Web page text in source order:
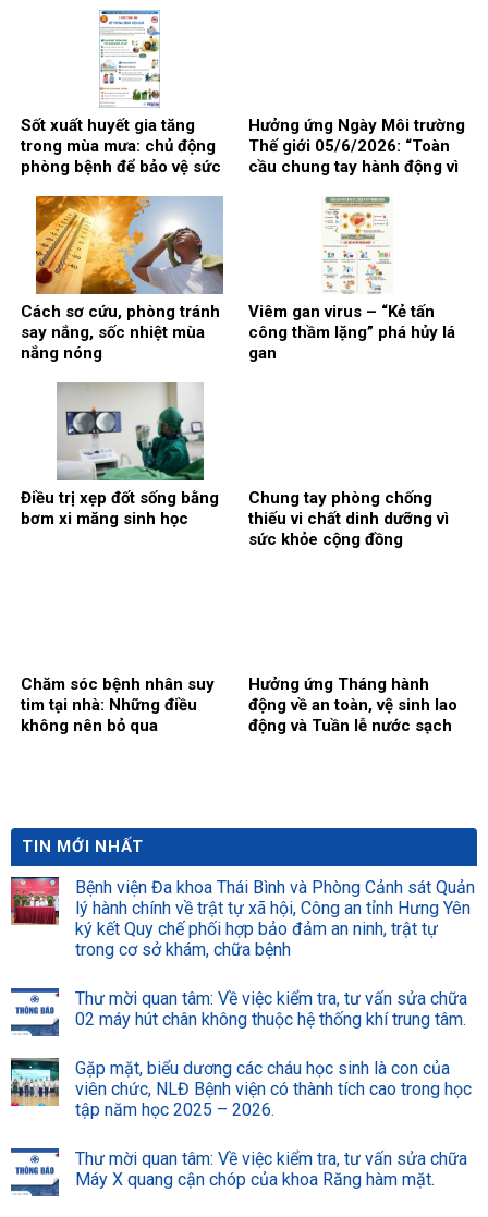
Sốt xuất huyết gia tăng
trong mùa mưa: chủ động
phòng bệnh để bảo vệ sức
Hưởng ứng Ngày Môi trường
Thế giới 05/6/2026: “Toàn
cầu chung tay hành động vì
Cách sơ cứu, phòng tránh
say nắng, sốc nhiệt mùa
nắng nóng
Viêm gan virus – “Kẻ tấn
công thầm lặng” phá hủy lá
gan
Điều trị xẹp đốt sống bằng
bơm xi măng sinh học
Chung tay phòng chống
thiếu vi chất dinh dưỡng vì
sức khỏe cộng đồng
Chăm sóc bệnh nhân suy
tim tại nhà: Những điều
không nên bỏ qua
Hưởng ứng Tháng hành
động về an toàn, vệ sinh lao
động và Tuần lễ nước sạch
TIN MỚI NHẤT
Bệnh viện Đa khoa Thái Bình và Phòng Cảnh sát Quản
lý hành chính về trật tự xã hội, Công an tỉnh Hưng Yên
ký kết Quy chế phối hợp bảo đảm an ninh, trật tự
trong cơ sở khám, chữa bệnh
Thư mời quan tâm: Về việc kiểm tra, tư vấn sửa chữa
02 máy hút chân không thuộc hệ thống khí trung tâm.
Gặp mặt, biểu dương các cháu học sinh là con của
viên chức, NLĐ Bệnh viện có thành tích cao trong học
tập năm học 2025 – 2026.
Thư mời quan tâm: Về việc kiểm tra, tư vấn sửa chữa
Máy X quang cận chóp của khoa Răng hàm mặt.